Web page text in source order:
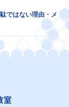
ではない理由・メ
室